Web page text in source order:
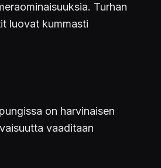
Turhan
luovat kummasti
on harvinaisen
vaaditaan